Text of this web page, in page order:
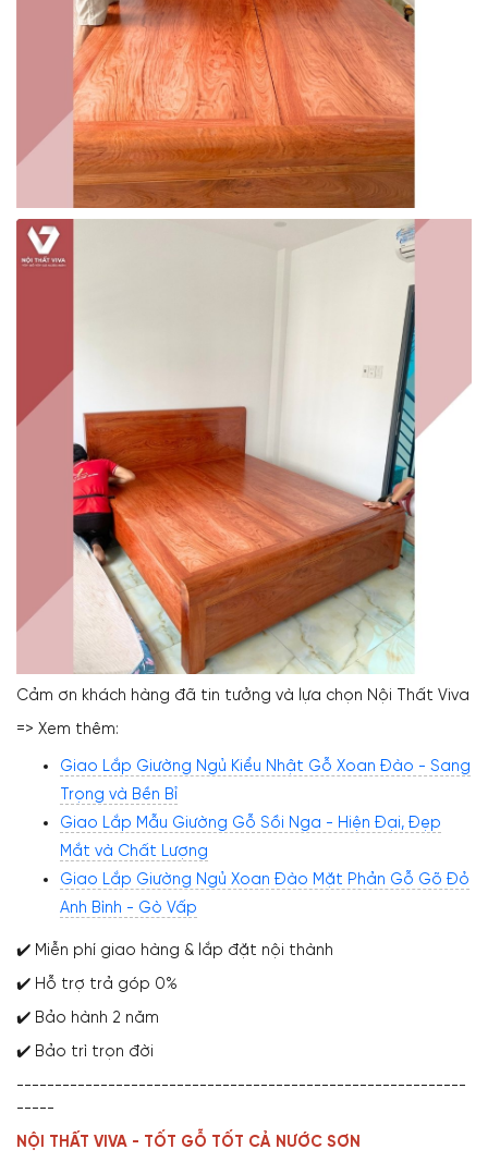
Cảm ơn khách hàng đã tin tưởng và lựa chọn Nội Thất Viva
=> Xem thêm:
Giao Lắp Giường Ngủ Kiểu Nhật Gỗ Xoan Đào - Sang
Trọng và Bền Bỉ
Giao Lắp Mẫu Giường Gỗ Sồi Nga - Hiện Đại, Đẹp
Mắt và Chất Lượng
Giao Lắp Giường Ngủ Xoan Đào Mặt Phản Gỗ Gõ Đỏ
Anh Bình - Gò Vấp
✔️ Miễn phí giao hàng & lắp đặt nội thành
✔️ Hỗ trợ trả góp 0%
✔️ Bảo hành 2 năm
✔️ Bảo trì trọn đời
-----------------------------------------------------------
-----
NỘI THẤT VIVA - TỐT GỖ TỐT CẢ NƯỚC SƠN